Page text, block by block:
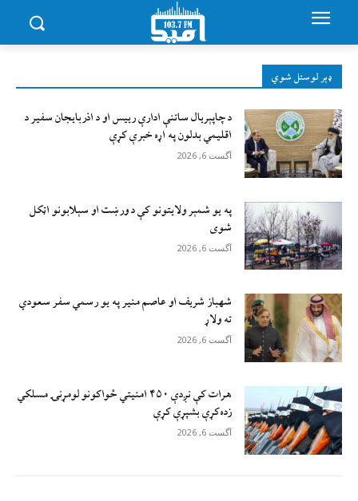
ډېر لوستل شوي
د چاپېریال ساتنې ادارې رییس او د اذربایجان سفیر د
اقلیمي بدلون په اړه خبرې کړې
آگست 6, 2026
په یو شمېر ولایتونو کې د ورښت او سېلابونو اټکل
شوی
آگست 6, 2026
شهباز شریف او عاصم منیر په یو رسمي سفر سعودي
ته ولاړ
آگست 6, 2026
هرات کې نږدې ۴۵۰ امنيتي ځواکونو لومړنۍ مسلکي
زده‌کړې بشپړې کړې
آگست 6, 2026